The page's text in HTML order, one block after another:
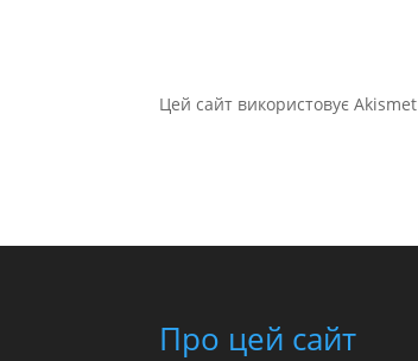
Цей сайт використовує
Про цей сайт